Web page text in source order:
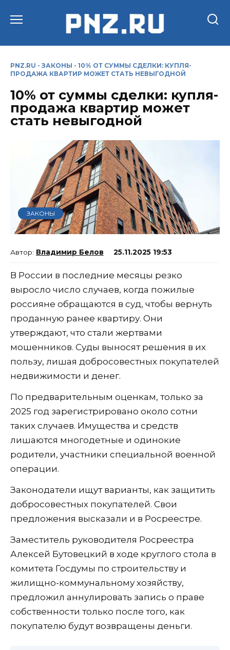
PNZ.RU - ЗАКОНЫ - 10% ОТ СУММЫ СДЕЛКИ: КУПЛЯ-
ПРОДАЖА КВАРТИР МОЖЕТ СТАТЬ НЕВЫГОДНОЙ
10% от суммы сделки: купля-
продажа квартир может
стать невыгодной
ЗАКОНЫ
Владимир Белов 25.11.2025 19:53
В России в последние месяцы резко
выросло число случаев, когда пожилые
россияне обращаются в суд, чтобы вернуть
проданную ранее квартиру. Они
утверждают, что стали жертвами
мошенников. Суды выносят решения в их
пользу, лишая добросовестных покупателей
недвижимости и денег.
По предварительным оценкам, только за
2025 год зарегистрировано около сотни
таких случаев. Имущества и средств
лишаются многодетные и одинокие
родители, участники специальной военной
операции.
Законодатели ищут варианты, как защитить
добросовестных покупателей. Свои
предложения высказали и в Росреестре.
Заместитель руководителя Росреестра
Алексей Бутовецкий в ходе круглого стола в
комитета Госдумы по строительству и
жилищно-коммунальному хозяйству,
предложил аннулировать запись о праве
собственности только после того, как
покупателю будут возвращены деньги.